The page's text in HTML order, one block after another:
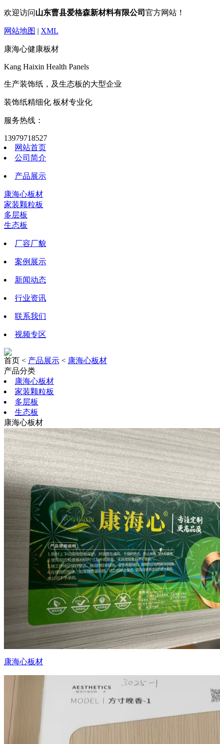
欢迎访问山东曹县爱格森新材料有限公司 官方网站！
网站地图 | XML
康海心健康板材
Kang Haixin Health Panels
生产装饰纸，及生态板的大型企业
装饰纸精细化 板材专业化
服务热线：
13979718527
网站首页
公司简介
产品展示
康海心板材
家装颗粒板
多层板
生态板
厂容厂貌
案例展示
新闻动态
行业资讯
联系我们
视频专区
首页 < 产品展示 < 康海心板材
产品分类
康海心板材
家装颗粒板
多层板
生态板
康海心板材
康海心板材